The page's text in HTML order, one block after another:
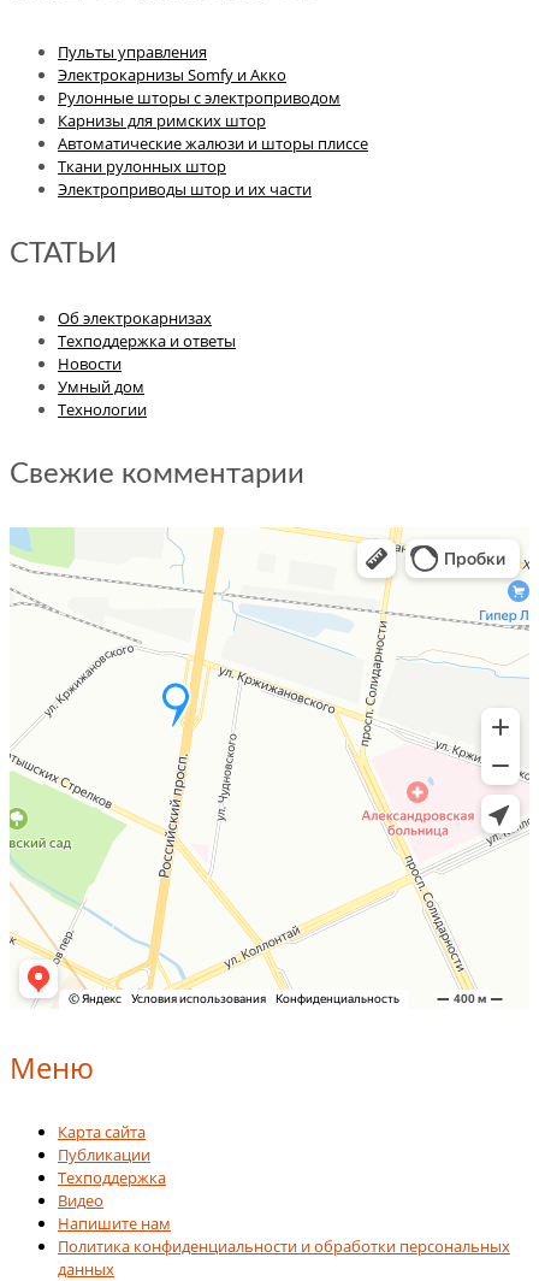
Пульты управления
Электрокарнизы Somfy и Акко
Рулонные шторы с электроприводом
Карнизы для римских штор
Автоматические жалюзи и шторы плиссе
Ткани рулонных штор
Электроприводы штор и их части
СТАТЬИ
Об электрокарнизах
Техподдержка и ответы
Новости
Умный дом
Технологии
Свежие комментарии
Меню
Карта сайта
Публикации
Техподдержка
Видео
Напишите нам
Политика конфиденциальности и обработки персональных
данных